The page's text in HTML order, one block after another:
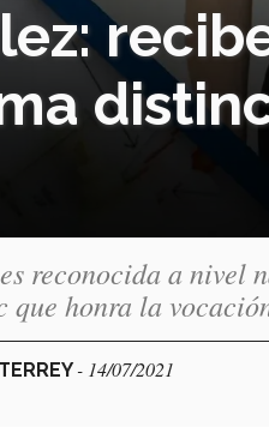
reconocida a nivel
honra la
- 14/07/2021